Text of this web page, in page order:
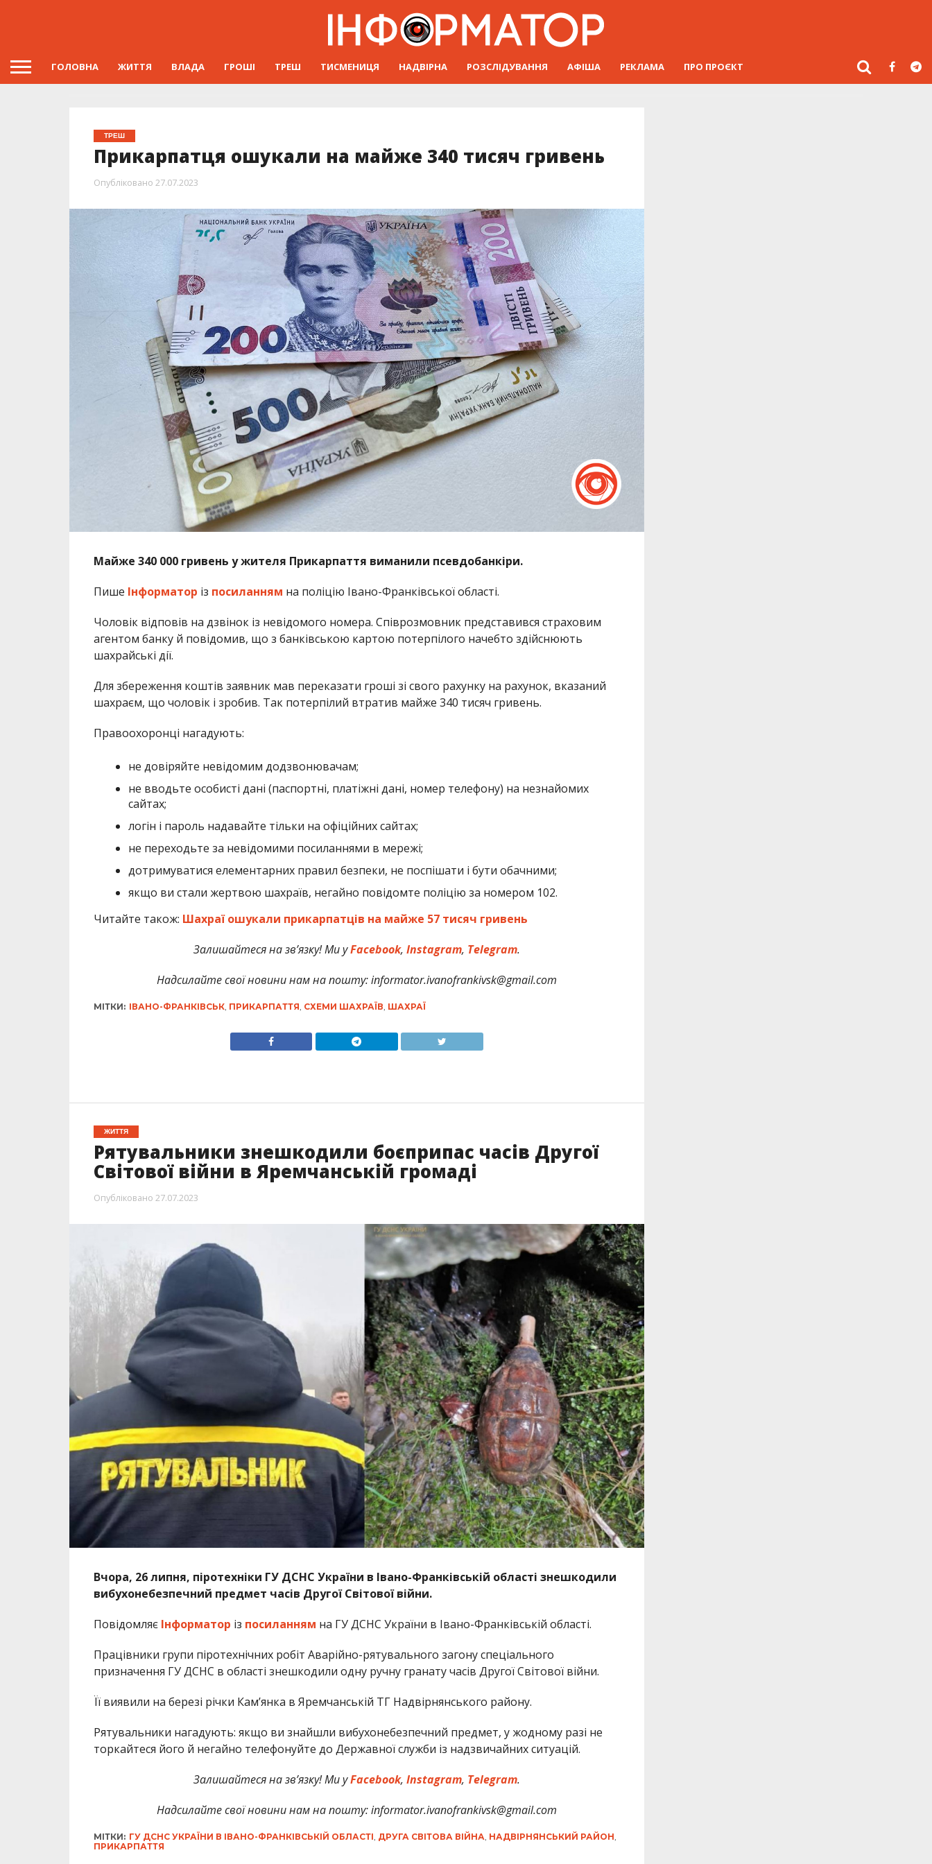
ГОЛОВНА ЖИТТЯ ВЛАДА ГРОШІ ТРЕШ ТИСМЕНИЦЯ НАДВІРНА РОЗСЛІДУВАННЯ АФІША РЕКЛАМА ПРО ПРОЄКТ
ТРЕШ
Прикарпатця ошукали на майже 340 тисяч гривень
Опубліковано 27.07.2023
Майже 340 000 гривень у жителя Прикарпаття виманили псевдобанкіри.
Пише Інформатор із посиланням на поліцію Івано-Франківської області.
Чоловік відповів на дзвінок із невідомого номера. Співрозмовник представився страховим
агентом банку й повідомив, що з банківською картою потерпілого начебто здійснюють
шахрайські дії.
Для збереження коштів заявник мав переказати гроші зі свого рахунку на рахунок, вказаний
шахраєм, що чоловік і зробив. Так потерпілий втратив майже 340 тисяч гривень.
Правоохоронці нагадують:
не довіряйте невідомим додзвонювачам;
не вводьте особисті дані (паспортні, платіжні дані, номер телефону) на незнайомих
сайтах;
логін і пароль надавайте тільки на офіційних сайтах;
не переходьте за невідомими посиланнями в мережі;
дотримуватися елементарних правил безпеки, не поспішати і бути обачними;
якщо ви стали жертвою шахраїв, негайно повідомте поліцію за номером 102.
Читайте також: Шахраї ошукали прикарпатців на майже 57 тисяч гривень
Залишайтеся на зв’язку! Ми уFacebook, Instagram, Telegram.
Надсилайте свої новини нам на пошту: informator.ivanofrankivsk@gmail.com
МІТКИ: ІВАНО-ФРАНКІВСЬК, ПРИКАРПАТТЯ, СХЕМИ ШАХРАЇВ, ШАХРАЇ
ЖИТТЯ
Рятувальники знешкодили боєприпас часів Другої
Світової війни в Яремчанській громаді
Опубліковано 27.07.2023
Вчора, 26 липня, піротехніки ГУ ДСНС України в Івано-Франківській області знешкодили
вибухонебезпечний предмет часів Другої Світової війни.
Повідомляє Інформатор із посиланням на ГУ ДСНС України в Івано-Франківській області.
Працівники групи піротехнічних робіт Аварійно-рятувального загону спеціального
призначення ГУ ДСНС в області знешкодили одну ручну гранату часів Другої Світової війни.
Її виявили на березі річки Кам’янка в Яремчанській ТГ Надвірнянського району.
Рятувальники нагадують: якщо ви знайшли вибухонебезпечний предмет, у жодному разі не
торкайтеся його й негайно телефонуйте до Державної служби із надзвичайних ситуацій.
Залишайтеся на зв’язку! Ми уFacebook, Instagram, Telegram.
Надсилайте свої новини нам на пошту: informator.ivanofrankivsk@gmail.com
МІТКИ: ГУ ДСНС УКРАЇНИ В ІВАНО-ФРАНКІВСЬКІЙ ОБЛАСТІ ДРУГА СВІТОВА ВІЙНА НАДВІРНЯНСЬКИЙ РАЙОН
ПРИКАРПАТТЯ